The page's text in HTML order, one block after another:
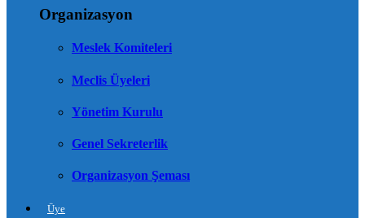
Organizasyon
Meslek Komiteleri
Meclis Üyeleri
Yönetim Kurulu
Genel Sekreterlik
Organizasyon Şeması
Üye